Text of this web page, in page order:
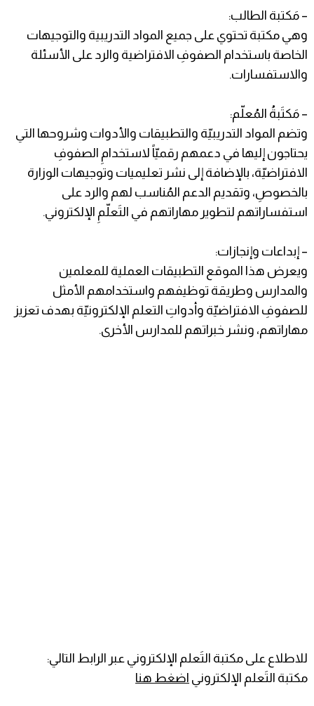
– مَكتبة الطالب:
وهي مكتبة تحتوي على جميع المواد التدريبية والتوجيهات
الخاصة باستخدام الصفوفِ الافتراضية والرد على الأسئلة
والاستفسارات.
– مَكتَبةُ المُعلّم:
وتضم المواد التدريبيّة والتطبيقات والأدوات وشروحها التي
يحتاجون إليها في دعمهم رقميّاً لاستخدامِ الصفوفِ
الافتراضيّة، بالإضافة إلى نشر تعليميات وتوجيهات الوزارة
بالخصوصِ، وتقديم الدعم المُناسب لهم والرد على
استفساراتهم لتطوير مهاراتهم في التَعلّمِ الإلكتروني.
– إبداعات وإنجازات:
ويعرض هذا الموقع التطبيقات العملية للمعلمين
والمدارس وطريقة توظيفهم واستخدامهم الأمثل
للصفوفِ الافتراضيّة وأدواتِ التعلم الإلكترونيّة بهدف تعزيز
مهاراتهم، ونشر خبراتهم للمدارس الأخرى.
للاطلاع على مكتبة التَعلم الإلكتروني عبر الرابط التالي:
مكتبة التَعلم الإلكتروني اضغط هنا